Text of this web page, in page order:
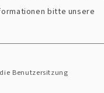
und
bitte unsere
Benutzersitzung